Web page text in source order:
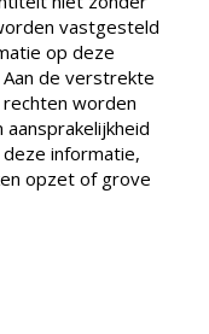
vastgesteld
op deze
de verstrekte
worden
informatie,
opzet of grove